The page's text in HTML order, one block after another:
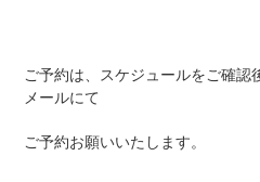
ご予約は、スケジュールをご確認
メールにて
ご予約お願いいたします。